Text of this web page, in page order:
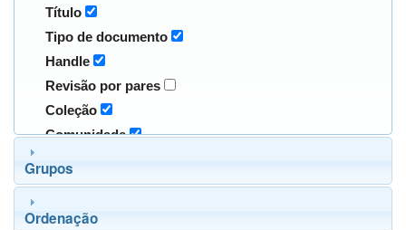
Título
Tipo de documento
Handle
Revisão por pares
Coleção
Comunidade
Grupos
Ordenação